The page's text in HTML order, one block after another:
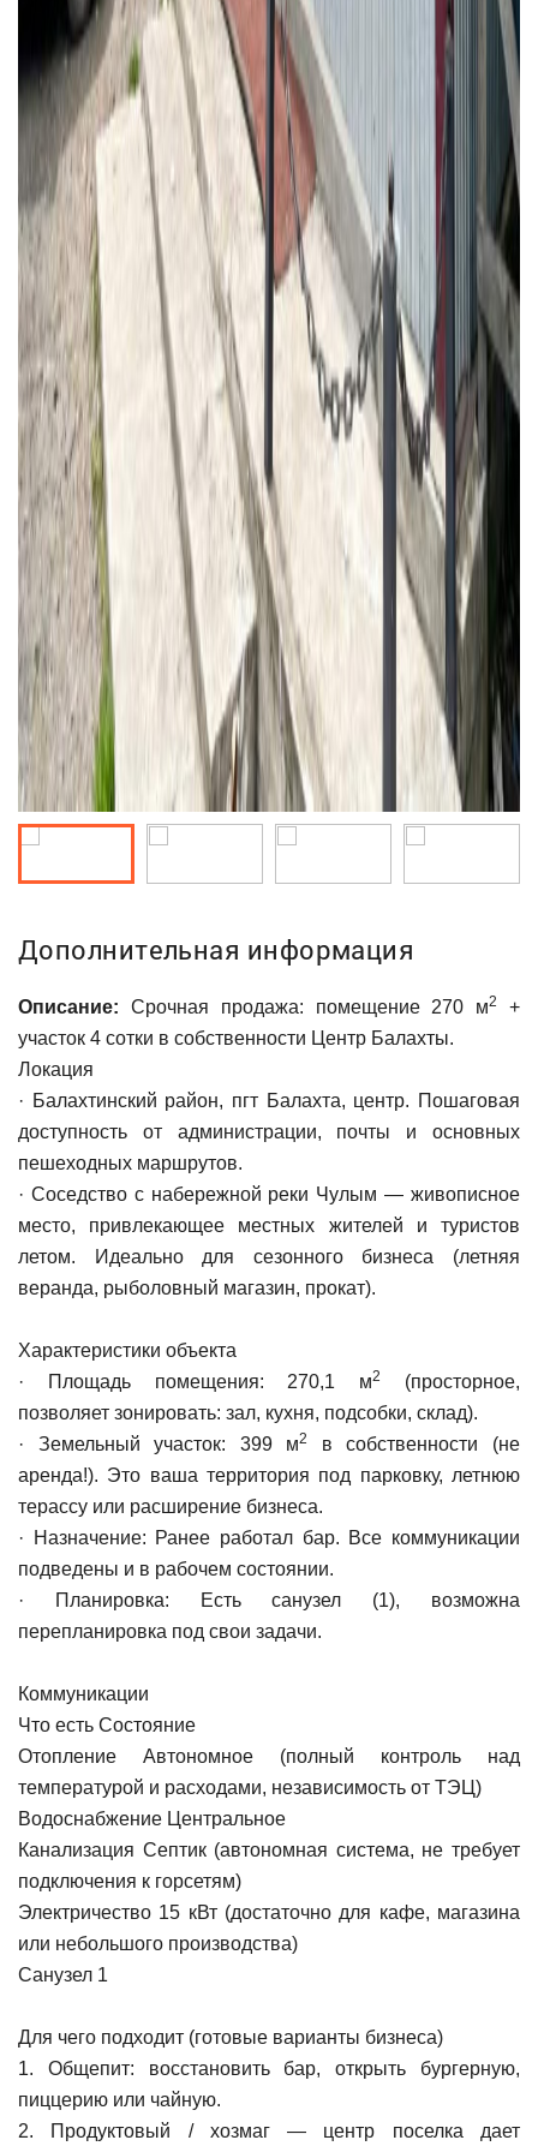
Дополнительная информация
Описание: Срочная продажа: помещение 270 м2
+
участок 4 сотки в собственности Центр Балахты.
Локация
· Балахтинский район, пгт Балахта, центр. Пошаговая
доступность от администрации, почты и основных
пешеходных маршрутов.
· Соседство с набережной реки Чулым — живописное
место, привлекающее местных жителей и туристов
летом. Идеально для сезонного бизнеса (летняя
веранда, рыболовный магазин, прокат).
Характеристики объекта
· Площадь помещения: 270,1 м2
(просторное,
позволяет зонировать: зал, кухня, подсобки, склад).
· Земельный участок: 399 м2
в собственности (не
аренда!). Это ваша территория под парковку, летнюю
терассу или расширение бизнеса.
· Назначение: Ранее работал бар. Все коммуникации
подведены и в рабочем состоянии.
· Планировка: Есть санузел (1), возможна
перепланировка под свои задачи.
Коммуникации
Что есть Состояние
Отопление Автономное (полный контроль над
температурой и расходами, независимость от ТЭЦ)
Водоснабжение Центральное
Канализация Септик (автономная система, не требует
подключения к горсетям)
Электричество 15 кВт (достаточно для кафе, магазина
или небольшого производства)
Санузел 1
Для чего подходит (готовые варианты бизнеса)
1. Общепит: восстановить бар, открыть бургерную,
пиццерию или чайную.
2. Продуктовый / хозмаг — центр поселка дает